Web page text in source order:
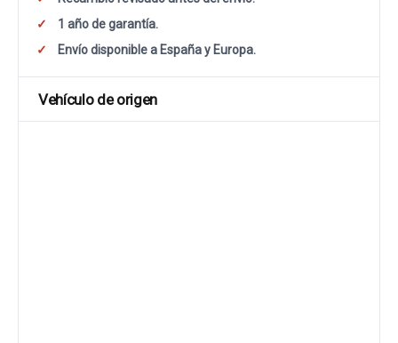
1 año de garantía.
Envío disponible a España y Europa.
Vehículo de origen